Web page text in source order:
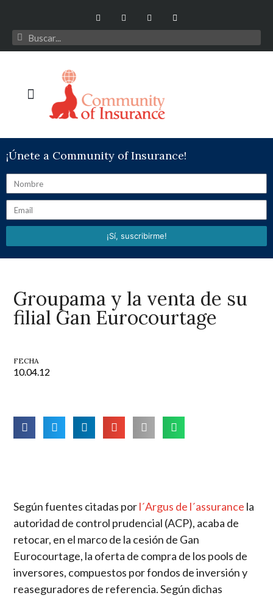
¡Únete a Community of Insurance!
¡Sí, suscribirme!
Groupama y la venta de su
filial Gan Eurocourtage
FECHA
10.04.12
Según fuentes citadas porl´Argus de l´assurance la
autoridad de control prudencial (ACP), acaba de
retocar, en el marco de la cesión de Gan
Eurocourtage, la oferta de compra de los pools de
inversores, compuestos por fondos de inversión y
reaseguradores de referencia. Según dichas